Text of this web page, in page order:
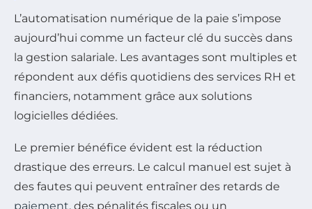
L’automatisation numérique de la paie s’impose
aujourd’hui comme un facteur clé du succès dans
la gestion salariale. Les avantages sont multiples et
répondent aux défis quotidiens des services RH et
financiers, notamment grâce aux solutions
logicielles dédiées.
Le premier bénéfice évident est la réduction
drastique des erreurs. Le calcul manuel est sujet à
des fautes qui peuvent entraîner des retards de
paiement, des pénalités fiscales ou un